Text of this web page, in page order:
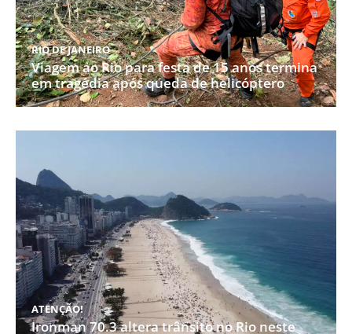
RIO DE JANEIRO
Viagem ao Rio para festa de 15 anos termina
em tragédia após queda de helicóptero
ATENÇÃO!
Ironman 70.3 altera trânsito no Rio neste